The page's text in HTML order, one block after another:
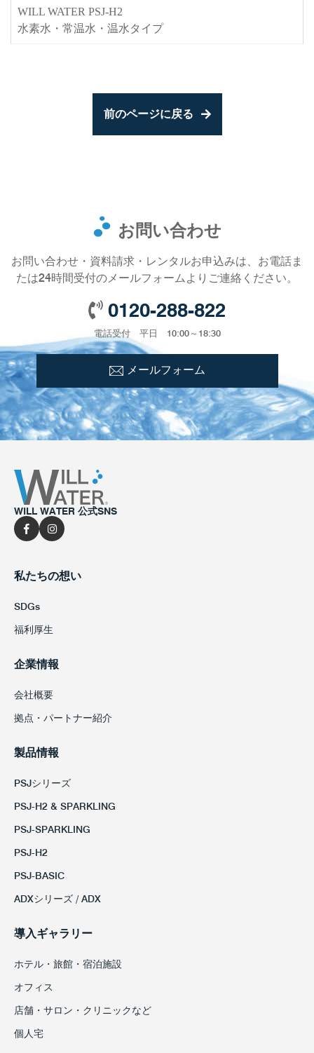
WILL WATER PSJ-H2
水素水・常温水・温水タイプ
前のページに戻る
お問い合わせ
お問い合わせ・資料請求・レンタルお申込みは、お電話ま
たは24時間受付のメールフォームよりご連絡ください。
0120-288-822
電話受付 平日 10:00～18:30
メールフォーム
WILL WATER 公式SNS
私たちの想い
SDGs
福利厚生
企業情報
会社概要
拠点・パートナー紹介
製品情報
PSJシリーズ
PSJ-H2 & SPARKLING
PSJ-SPARKLING
PSJ-H2
PSJ-BASIC
ADXシリーズ / ADX
導入ギャラリー
ホテル・旅館・宿泊施設
オフィス
店舗・サロン・クリニックなど
個人宅